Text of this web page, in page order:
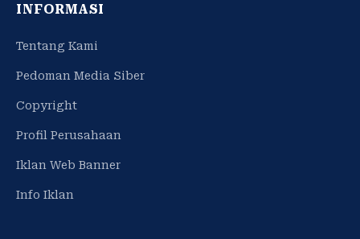
INFORMASI
Tentang Kami
Pedoman Media Siber
Copyright
Profil Perusahaan
Iklan Web Banner
Info Iklan